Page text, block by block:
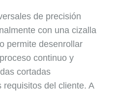
de precisión
con una cizalla
permite desenrollar
continuo y
cortadas
del cliente. A